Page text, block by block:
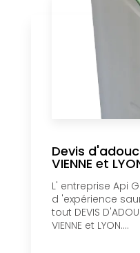
Devis
VIENNE et
L' entreprise Api
d 'expérience
tout DEVIS
VIENNE et LYON....